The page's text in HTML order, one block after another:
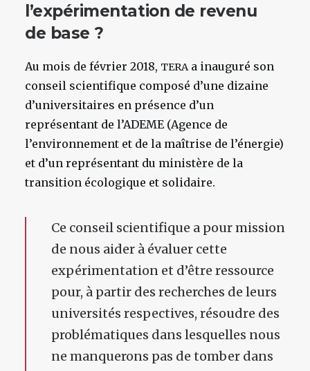
l’expérimentation de revenu
de base ?
Au mois de février 2018, TERA a inauguré son
conseil scientifique composé d’une dizaine
d’universitaires en présence d’un
représentant de l’ADEME (Agence de
l’environnement et de la maîtrise de l’énergie)
et d’un représentant du ministère de la
transition écologique et solidaire.
Ce conseil scientifique a pour mission
de nous aider à évaluer cette
expérimentation et d’être ressource
pour, à partir des recherches de leurs
universités respectives, résoudre des
problématiques dans lesquelles nous
ne manquerons pas de tomber dans